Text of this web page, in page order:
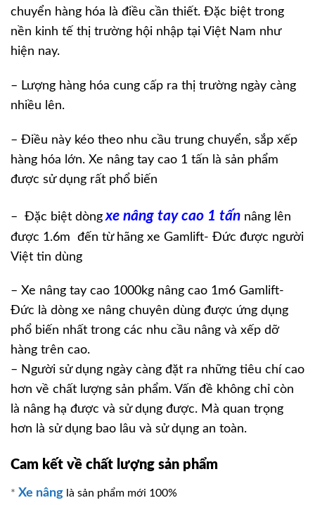
chuyển hàng hóa là điều cần thiết. Đặc biệt trong
nền kinh tế thị trường hội nhập tại Việt Nam như
hiện nay.
– Lượng hàng hóa cung cấp ra thị trường ngày càng
nhiều lên.
– Điều này kéo theo nhu cầu trung chuyển, sắp xếp
hàng hóa lớn. Xe nâng tay cao 1 tấn là sản phẩm
được sử dụng rất phổ biến
– Đặc biệt dòng xe nâng tay cao 1 tấn nâng lên
được 1.6m đến từ hãng xe Gamlift- Đức được người
Việt tin dùng
– Xe nâng tay cao 1000kg nâng cao 1m6 Gamlift-
Đức là dòng xe nâng chuyên dùng được ứng dụng
phổ biến nhất trong các nhu cầu nâng và xếp dỡ
hàng trên cao.
– Người sử dụng ngày càng đặt ra những tiêu chí cao
hơn về chất lượng sản phẩm. Vấn đề không chỉ còn
là nâng hạ được và sử dụng được. Mà quan trọng
hơn là sử dụng bao lâu và sử dụng an toàn.
Cam kết về chất lượng sản phẩm
* Xe nâng là sản phẩm mới 100%